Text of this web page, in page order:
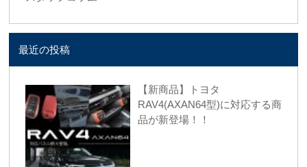
最近の投稿
【新商品】トヨタ
RAV4(AXAN64型)に対応する商
品が新登場！！